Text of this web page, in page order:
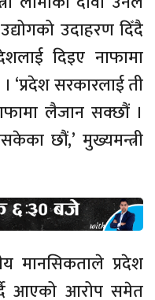
उदाहरण दिँदै
दिइए नाफामा
सरकारलाई ती
लैजान सक्छौं ।
छौं,’ मुख्यमन्त्री
मानसिकताले प्रदेश
आएको आरोप समेत